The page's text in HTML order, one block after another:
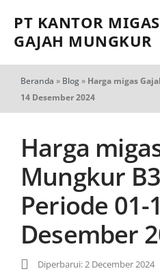
PT KANTOR MIGAS
GAJAH MUNGKUR
Beranda » Blog» Harga migas
14 Desember 2024
Harga
Mungkur
Periode 01-
Desember
Diperbarui: 2 December 2024